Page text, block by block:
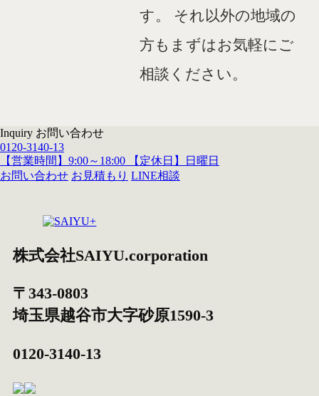
す。
それ以外の地域の
方もまずはお気軽にご
相談ください。
Inquiry お問い合わせ
0120-3140-13
【営業時間】9:00～18:00 【定休日】日曜日
お問い合わせ お見積もり LINE相談
株式会社SAIYU.corporation
〒343-0803
埼玉県越谷市大字砂原1590-3
0120-3140-13